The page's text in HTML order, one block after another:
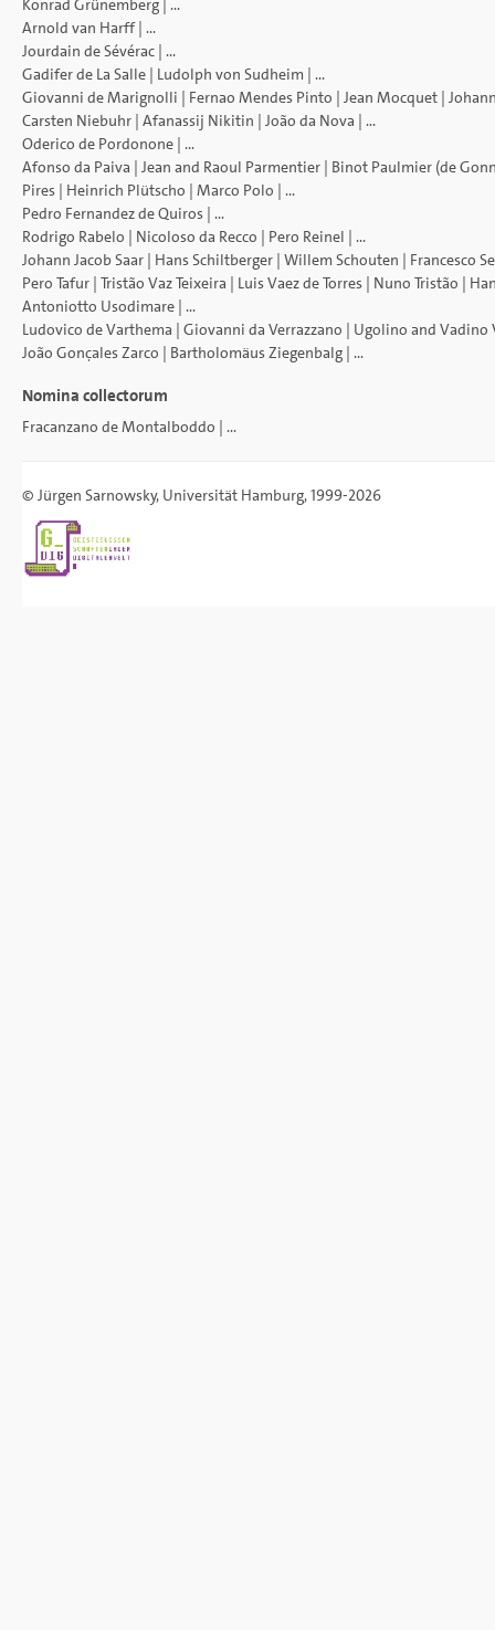
Konrad Grünemberg | ...
Arnold van Harff| ...
Jourdain de Sévérac | ...
Gadifer de La Salle | Ludolph von Sudheim | ...
Giovanni de Marignolli | Fernao Mendes Pinto | Jean Mocquet |
Carsten Niebuhr | Afanassij Nikitin | João da Nova | ...
Oderico de Pordonone | ...
Afonso da Paiva | Jean and Raoul Parmentier | Binot Paulmier (de
Pires | Heinrich Plütscho | Marco Polo | ...
Pedro Fernandez de Quiros | ...
Rodrigo Rabelo | Nicoloso da Recco | Pero Reinel | ...
Johann Jacob Saar | Hans Schiltberger | Willem Schouten | Francesco
Pero Tafur | Tristão Vaz Teixeira | Luis Vaez de Torres | Nuno Tristão |
Antoniotto Usodimare | ...
Ludovico de Varthema | Giovanni da Verrazzano | Ugolino and Vadino
João Gonçales Zarco | Bartholomäus Ziegenbalg | ...
Nomina collectorum
Fracanzano de Montalboddo | ...
© Jürgen Sarnowsky, Universität Hamburg, 1999-2026